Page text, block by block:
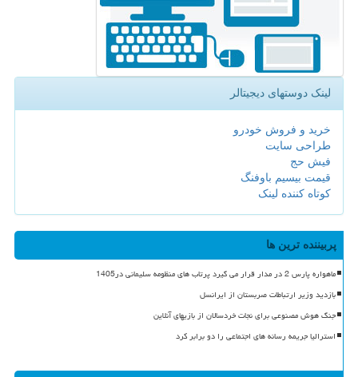
لینک دوستهای دیجیتالر
خرید و فروش خودرو
طراحی سایت
فیش حج
قیمت بیسیم باوفنگ
کوتاه کننده لینک
پربیننده ترین ها
ماهواره پارس 2 در مدار قرار می گیرد پرتاب های منظومه سلیمانی در1405
بازدید وزیر ارتباطات صربستان از ایرانسل
جنگ هوش مصنوعی برای نجات خردسالان از بازیهای آنلاین
استرالیا جریمه رسانه های اجتماعی را دو برابر کرد